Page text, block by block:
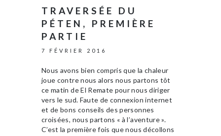
TRAVERSÉE DU
PÉTEN, PREMIÈRE
PARTIE
7 FÉVRIER 2016
Nous avons bien compris que la chaleur
joue contre nous alors nous partons tôt
ce matin de El Remate pour nous diriger
vers le sud. Faute de connexion internet
et de bons conseils des personnes
croisées, nous partons « à l’aventure ».
C’est la première fois que nous décollons